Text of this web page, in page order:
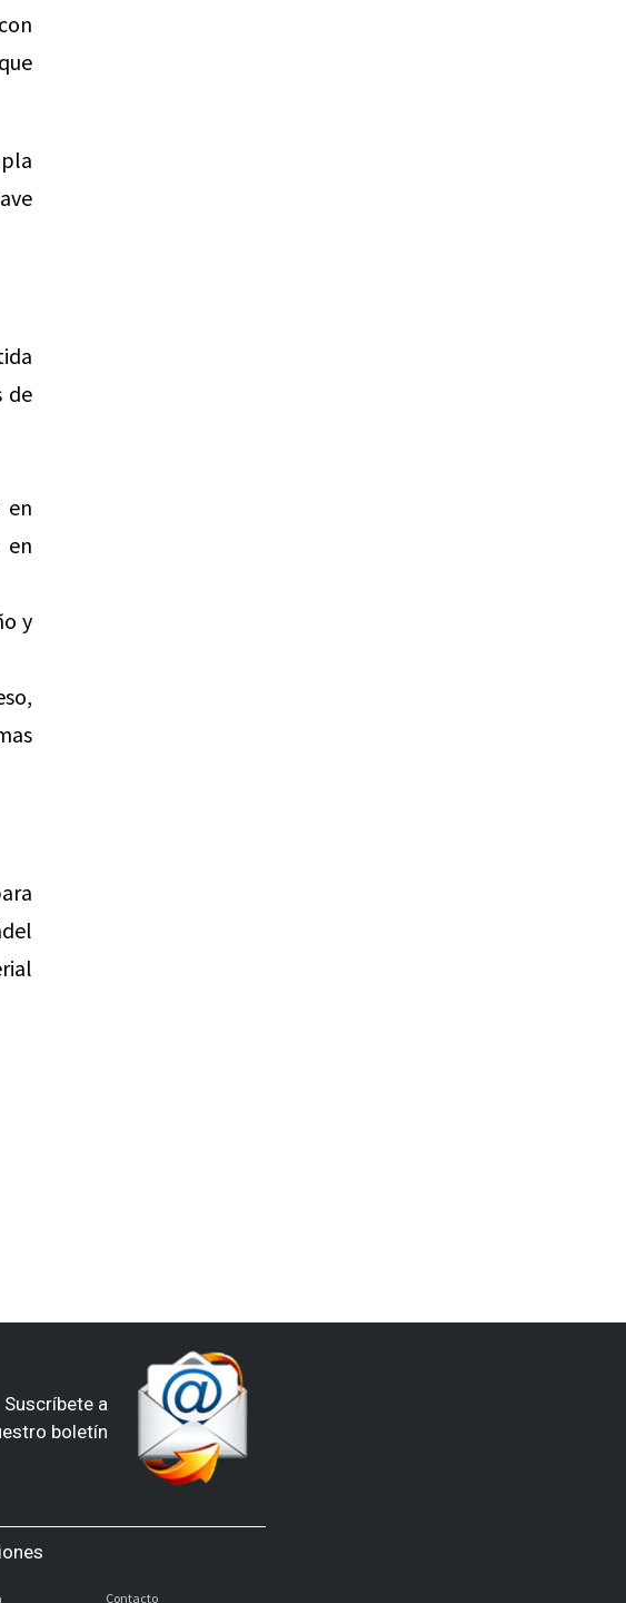
de
en
y
Suscríbete a
boletín
Contacto